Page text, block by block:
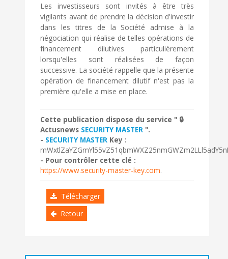
Les investisseurs sont invités à être très
vigilants avant de prendre la décision d'investir
dans les titres de la Société admise à la
négociation qui réalise de telles opérations de
financement dilutives particulièrement
lorsqu'elles sont réalisées de façon
successive. La société rappelle que la présente
opération de financement dilutif n'est pas la
première qu'elle a mise en place.
Cette publication dispose du service " 🔒
Actusnews SECURITY MASTER ".
- SECURITY MASTER Key :
- Pour contrôler cette clé :
https://www.security-master-key.com.
Télécharger
Retour